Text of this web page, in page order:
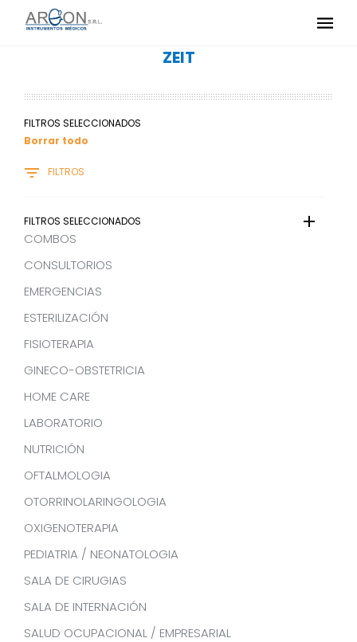
ZEIT
FILTROS SELECCIONADOS
Borrar todo
FILTROS
FILTROS SELECCIONADOS
COMBOS
CONSULTORIOS
EMERGENCIAS
ESTERILIZACIÓN
FISIOTERAPIA
GINECO-OBSTETRICIA
HOME CARE
LABORATORIO
NUTRICIÓN
OFTALMOLOGIA
OTORRINOLARINGOLOGIA
OXIGENOTERAPIA
PEDIATRIA / NEONATOLOGIA
SALA DE CIRUGIAS
SALA DE INTERNACIÓN
SALUD OCUPACIONAL / EMPRESARIAL